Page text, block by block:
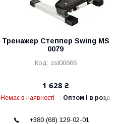
Тренажер Степпер Swing MS
0079
zst00666
1 628 ₴
Немає в наявності Оптом і в роздріб
+380 (68) 129-02-01